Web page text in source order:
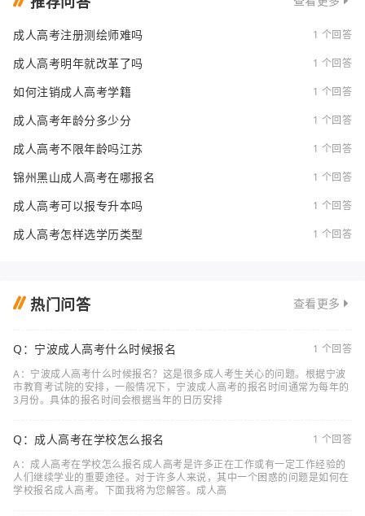
成人高考注册测绘师难吗 1 个回答
成人高考明年就改革了吗 1 个回答
如何注销成人高考学籍 1 个回答
成人高考年龄分多少分 1 个回答
成人高考不限年龄吗江苏 1 个回答
锦州黑山成人高考在哪报名 1 个回答
成人高考可以报专升本吗 1 个回答
成人高考怎样选学历类型 1 个回答
热门问答 查看更多
Q：宁波成人高考什么时候报名
1 个回答
A：宁波成人高考什么时候报名？这是很多成人考生关心的问题。根据宁波
市教育考试院的安排，一般情况下，宁波成人高考的报名时间通常为每年的
3月份。具体的报名时间会根据当年的日历安排
Q：成人高考在学校怎么报名
1 个回答
A：成人高考在学校怎么报名成人高考是许多正在工作或有一定工作经验的
人们继续学业的重要途径。对于许多人来说，其中一个困惑的问题是如何在
学校报名成人高考。下面我将为您解答。成人高